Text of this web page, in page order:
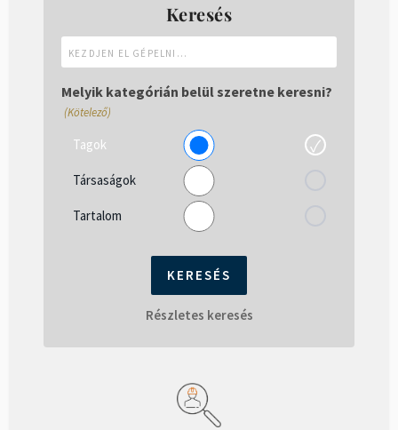
Keresés
el
gépelni...
Melyik kategórián belül szeretne keresni?
(Kötelező)
Tagok
Társaságok
Tartalom
Részletes keresés